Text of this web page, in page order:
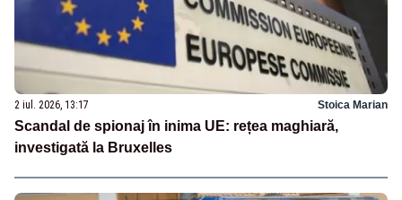
2 iul. 2026, 13:17 Stoica Marian
Scandal de spionaj în inima UE: rețea maghiară,
investigată la Bruxelles